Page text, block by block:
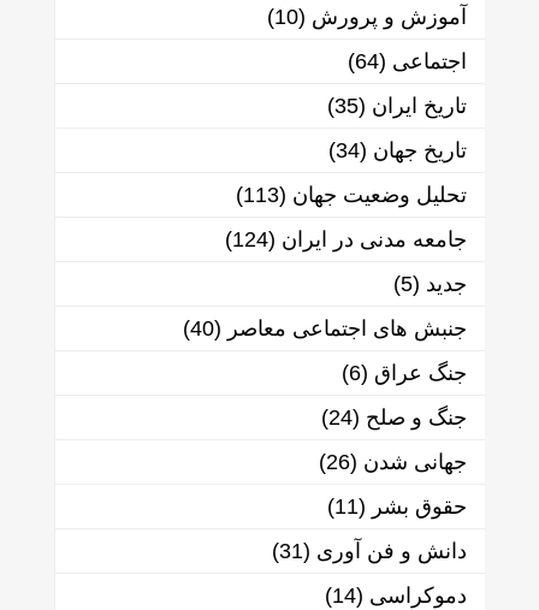
آموزش و پرورش (10)
اجتماعی (64)
تاریخ ایران (35)
تاریخ جهان (34)
تحلیل وضعیت جهان (113)
جامعه مدنی در ایران (124)
جدید (5)
جنبش های اجتماعی معاصر (40)
جنگ عراق (6)
جنگ و صلح (24)
جهانی شدن (26)
حقوق بشر (11)
دانش و فن آوری (31)
دموکراسی (14)